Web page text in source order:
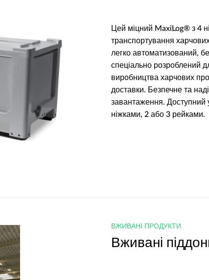
Цей міцний MaxiLog® з 4
транспортування
легко автоматизований,
спеціально розроблений
виробництва харчових
доставки. Безпечне та
завантаження. Доступний
ніжками, 2 або 3 рейками.
ВЖИВАНІ ПРОДУКТИ
Вживані